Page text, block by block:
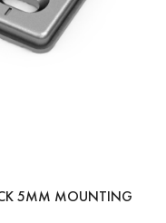
5MM MOUNTING